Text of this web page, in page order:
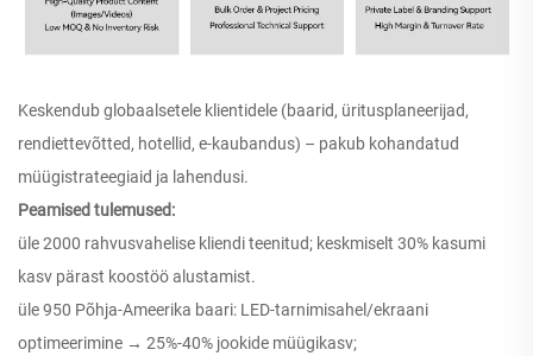
Keskendub globaalsetele klientidele (baarid, üritusplaneerijad,
rendiettevõtted, hotellid, e-kaubandus) – pakub kohandatud
müügistrateegiaid ja lahendusi.
Peamised tulemused:
üle 2000 rahvusvahelise kliendi teenitud; keskmiselt 30% kasumi
kasv pärast koostöö alustamist.
üle 950 Põhja-Ameerika baari: LED-tarnimisahel/ekraani
optimeerimine → 25%-40% jookide müügikasv;